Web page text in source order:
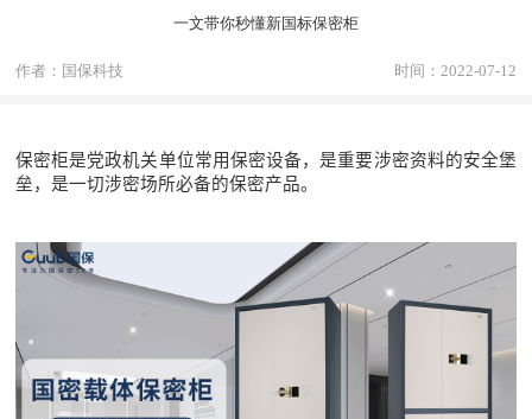
一文带你秒懂新国标保密柜
作者：国保科技 时间：2022-07-12
保密柜是党政机关单位常用保密设备，是重要涉密资料的安全堡
垒，是一切涉密场所必备的保密产品。